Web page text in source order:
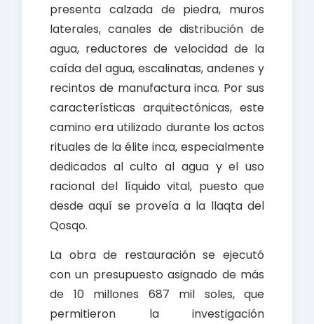
presenta calzada de piedra, muros
laterales, canales de distribución de
agua, reductores de velocidad de la
caída del agua, escalinatas, andenes y
recintos de manufactura inca. Por sus
características arquitectónicas, este
camino era utilizado durante los actos
rituales de la élite inca, especialmente
dedicados al culto al agua y el uso
racional del líquido vital, puesto que
desde aquí se proveía a la llaqta del
Qosqo.
La obra de restauración se ejecutó
con un presupuesto asignado de más
de 10 millones 687 mil soles, que
permitieron la investigación